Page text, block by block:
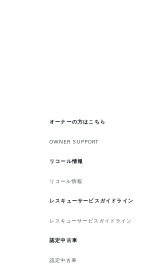
オーナーの方はこちら
OWNER SUPPORT
リコール情報
リコール情報
レスキューサービスガイドライン
レスキューサービスガイドライン
認定中古車
認定中古車